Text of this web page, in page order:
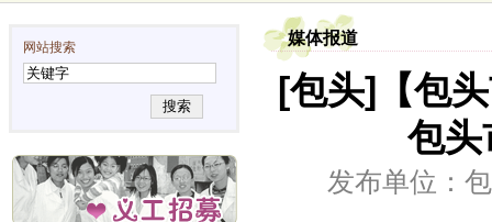
网站搜索
搜索
媒体报道
[包头]【包
包头
发布单位：